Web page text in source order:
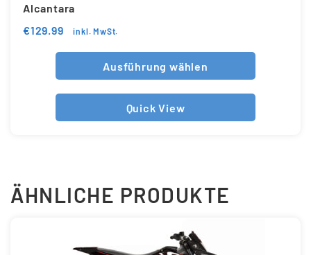
Alcantara
€129.99 inkl. MwSt.
Ausführung wählen
Quick View
ÄHNLICHE PRODUKTE